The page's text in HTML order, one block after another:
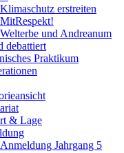
Klimaschutz erstreiten
MitRespekt!
Welterbe und Andreanum
debattiert
Praktikum
& Lage
Anmeldung Jahrgang 5